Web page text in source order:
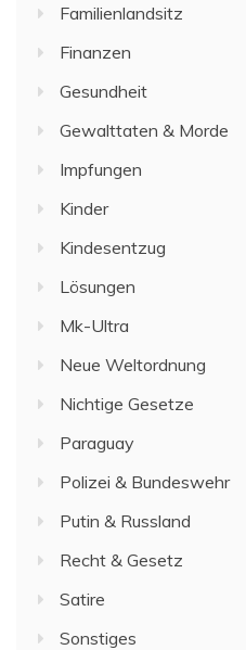
Familienlandsitz
Finanzen
Gesundheit
Gewalttaten & Morde
Impfungen
Kinder
Kindesentzug
Lösungen
Mk-Ultra
Neue Weltordnung
Nichtige Gesetze
Paraguay
Polizei & Bundeswehr
Putin & Russland
Recht & Gesetz
Satire
Sonstiges